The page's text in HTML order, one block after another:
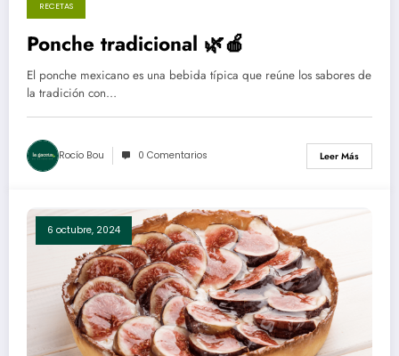
RECETAS
Ponche tradicional 🌿🍎
El ponche mexicano es una bebida típica que reúne los sabores de
la tradición con…
Rocío Bou 0 Comentarios Leer Más
6 octubre, 2024